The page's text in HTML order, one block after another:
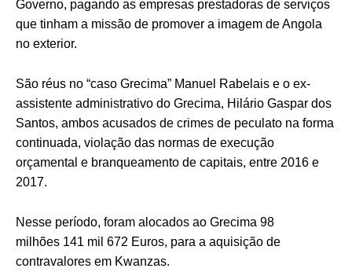
Governo, pagando as empresas prestadoras de serviços
que tinham a missão de promover a imagem de Angola
no exterior.
São réus no “caso Grecima” Manuel Rabelais e o ex-
assistente administrativo do Grecima, Hilário Gaspar dos
Santos, ambos acusados de crimes de peculato na forma
continuada, violação das normas de execução
orçamental e branqueamento de capitais, entre 2016 e
2017.
Nesse período, foram alocados ao Grecima 98
milhões 141 mil 672 Euros, para a aquisição de
contravalores em Kwanzas.